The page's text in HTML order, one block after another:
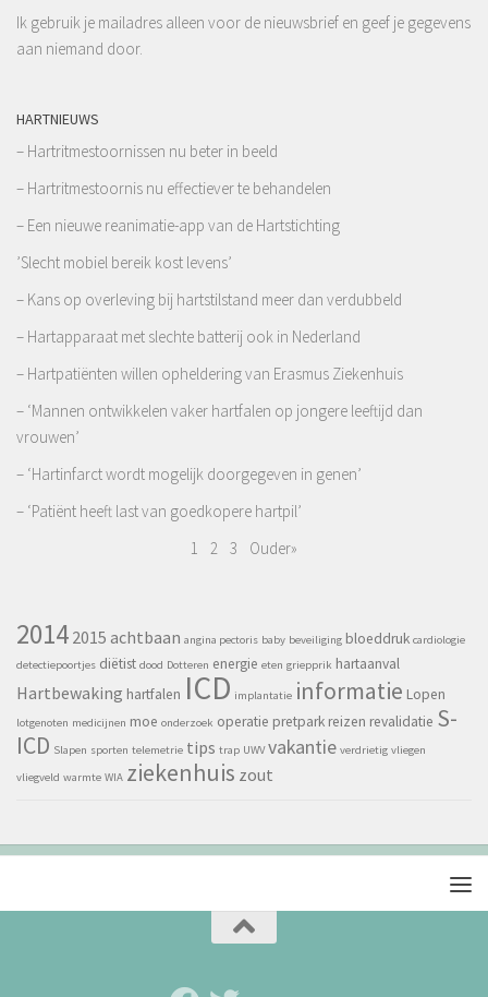
Ik gebruik je mailadres alleen voor de nieuwsbrief en geef je gegevens
aan niemand door.
HARTNIEUWS
– Hartritmestoornissen nu beter in beeld
– Hartritmestoornis nu effectiever te behandelen
– Een nieuwe reanimatie-app van de Hartstichting
’Slecht mobiel bereik kost levens’
– Kans op overleving bij hartstilstand meer dan verdubbeld
– Hartapparaat met slechte batterij ook in Nederland
– Hartpatiënten willen opheldering van Erasmus Ziekenhuis
– ‘Mannen ontwikkelen vaker hartfalen op jongere leeftijd dan
vrouwen’
– ‘Hartinfarct wordt mogelijk doorgegeven in genen’
– ‘Patiënt heeft last van goedkopere hartpil’
1
2 3 Ouder»
2014 2015 achtbaan angina pectoris baby beveiliging bloeddruk cardiologie
detectiepoortjes diëtist dood Dotteren energie eten griepprik hartaanval
Hartbewaking hartfalen ICD implantatie informatie Lopen
lotgenoten medicijnen moe onderzoek operatie pretpark reizen revalidatie S-
ICD Slapen sporten telemetrie tips trap UWV vakantie verdrietig vliegen
vliegveld warmte WIA ziekenhuis zout